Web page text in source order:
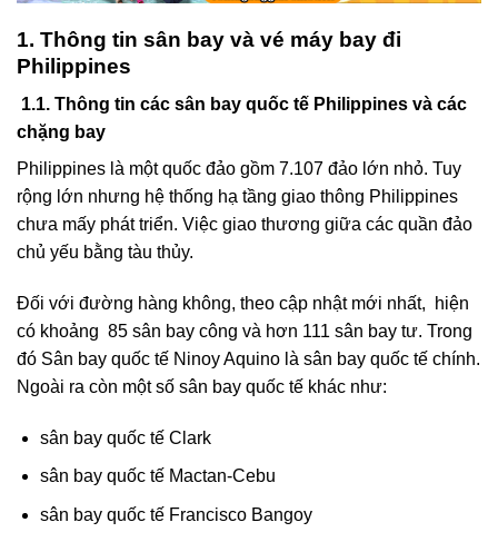
1. Thông tin sân bay và vé máy bay đi
Philippines
1.1. Thông tin các sân bay quốc tế Philippines và các
chặng bay
Philippines là một quốc đảo gồm 7.107 đảo lớn nhỏ. Tuy
rộng lớn nhưng hệ thống hạ tầng giao thông Philippines
chưa mấy phát triển. Việc giao thương giữa các quần đảo
chủ yếu bằng tàu thủy.
Đối với đường hàng không, theo cập nhật mới nhất, hiện
có khoảng 85 sân bay công và hơn 111 sân bay tư. Trong
đó Sân bay quốc tế Ninoy Aquino là sân bay quốc tế chính.
Ngoài ra còn một số sân bay quốc tế khác như:
sân bay quốc tế Clark
sân bay quốc tế Mactan-Cebu
sân bay quốc tế Francisco Bangoy